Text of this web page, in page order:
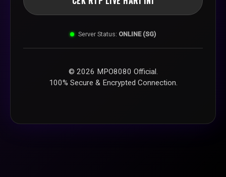
Server Status: ONLINE (SG)
© 2026 MPO8080 Official.
100% Secure & Encrypted Connection.